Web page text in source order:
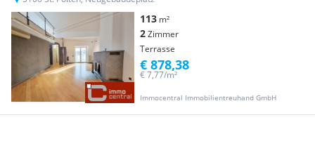
113 m²
2Zimmer
Terrasse
Immocentral Immobilientreuhand GmbH
€ 7,77/m²
€ 878,38